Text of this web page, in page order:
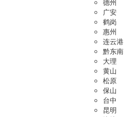
德州
广安
鹤岗
惠州
连云港
黔东南
大理
黄山
松原
保山
台中
昆明